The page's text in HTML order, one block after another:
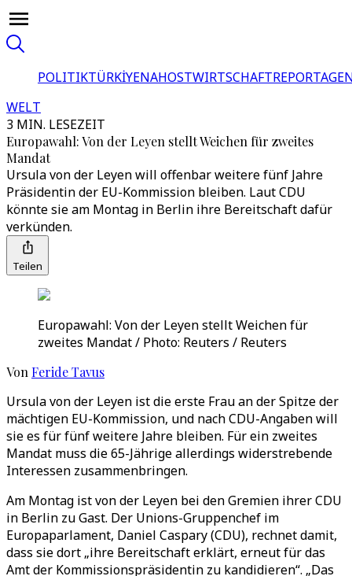
POLITIKTÜRKİYENAHOSTWIRTSCHAFT
WELT
3 MIN. LESEZEIT
Europawahl: Von der Leyen stellt Weichen für zweites
Mandat
Ursula von der Leyen will offenbar weitere fünf Jahre
Präsidentin der EU-Kommission bleiben. Laut CDU
könnte sie am Montag in Berlin ihre Bereitschaft dafür
verkünden.
Teilen
Europawahl: Von der Leyen stellt Weichen für
zweites Mandat / Photo: Reuters / Reuters
Von Feride Tavus
Ursula von der Leyen ist die erste Frau an der Spitze der
mächtigen EU-Kommission, und nach CDU-Angaben will
sie es für fünf weitere Jahre bleiben. Für ein zweites
Mandat muss die 65-Jährige allerdings widerstrebende
Interessen zusammenbringen.
Am Montag ist von der Leyen bei den Gremien ihrer CDU
in Berlin zu Gast. Der Unions-Gruppenchef im
Europaparlament, Daniel Caspary (CDU), rechnet damit,
dass sie dort „ihre Bereitschaft erklärt, erneut für das
Amt der Kommissionspräsidentin zu kandidieren“. „Das